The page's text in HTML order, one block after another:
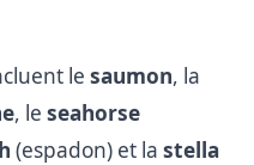
le saumon, la
, le seahorse
(espadon) et la stella